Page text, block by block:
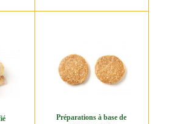
Préparations à base de